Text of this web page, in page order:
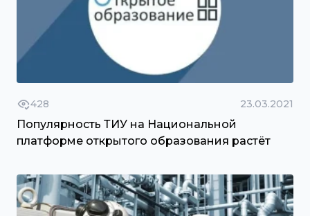
428 23.03.2021
Популярность ТИУ на Национальной
платформе открытого образования растёт